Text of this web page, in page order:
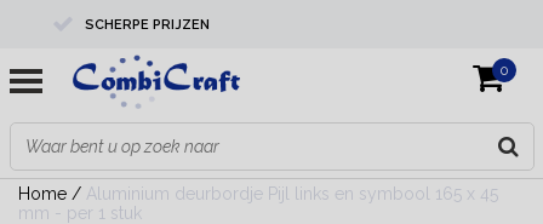
SCHERPE PRIJZEN
PROFESSIONELE KWALITEIT
EXPERTS IN MAATWERK
0
Home / Aluminium deurbordje Pijl links en symbool 165 x 45
mm - per 1 stuk